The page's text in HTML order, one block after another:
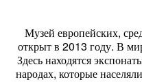
Музей европейских,
открыт в 2013 году. В
Здесь находятся
народах, которые